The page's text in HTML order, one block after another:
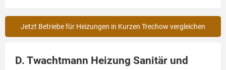
Jetzt Betriebe für Heizungen in Kurzen Trechow vergleichen
D. Twachtmann Heizung Sanitär und